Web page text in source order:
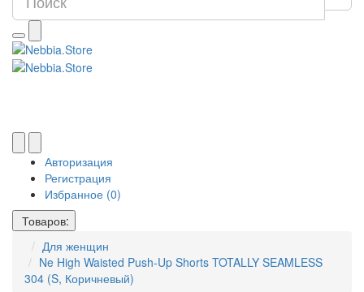
Авторизация
Регистрация
Избранное (0)
Товаров:
Для женщин
Ne High Waisted Push-Up Shorts TOTALLY SEAMLESS
304 (S, Коричневый)